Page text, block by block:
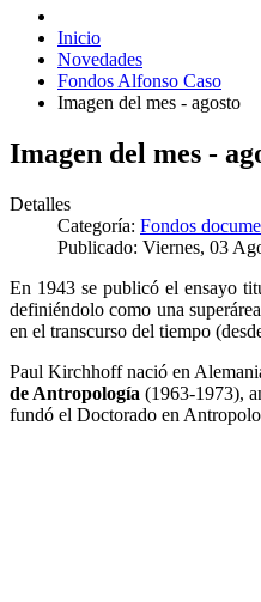
Inicio
Novedades
Fondos Alfonso Caso
Imagen del mes - agosto
Imagen del mes -
Detalles
Categoría: Fondos
Publicado: Viernes, 03
En 1943 se publicó el ensayo
definiéndolo como una
en el transcurso del tiempo
Paul Kirchhoff nació en
de Antropología (1963-1973),
fundó el Doctorado en